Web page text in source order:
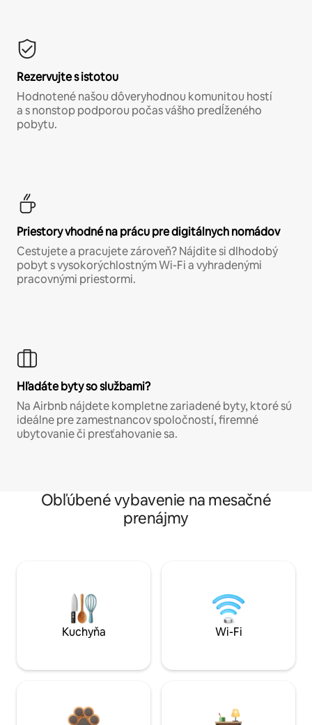
Rezervujte s istotou
Hodnotené našou dôveryhodnou komunitou hostí
a s nonstop podporou počas vášho predĺženého
pobytu.
Priestory vhodné na prácu pre digitálnych nomádov
Cestujete a pracujete zároveň? Nájdite si dlhodobý
pobyt s vysokorýchlostným Wi-Fi a vyhradenými
pracovnými priestormi.
Hľadáte byty so službami?
Na Airbnb nájdete kompletne zariadené byty, ktoré sú
ideálne pre zamestnancov spoločností, firemné
ubytovanie či presťahovanie sa.
Obľúbené vybavenie na mesačné
prenájmy
Kuchyňa Wi-Fi